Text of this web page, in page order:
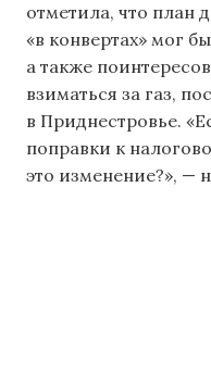
отметила, что план
«в конвертах» мог
а также
взиматься за газ,
в Приднестровье.
поправки к
это изменение?», —